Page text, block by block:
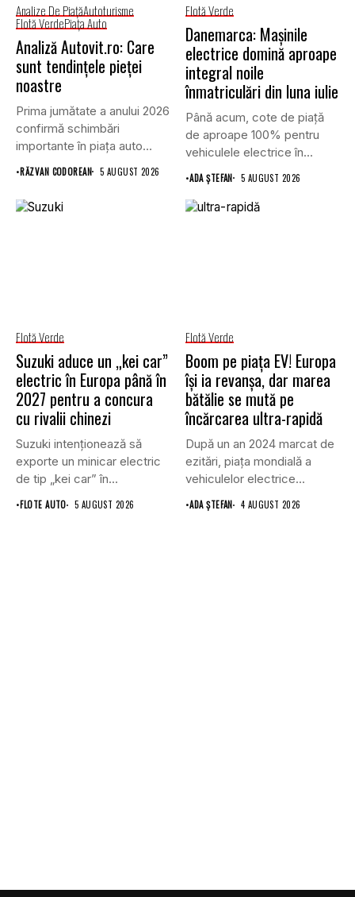
Analize De PiațăAutoturisme
Flotă VerdePiaţa Auto
Analiză Autovit.ro: Care
sunt tendințele pieței
noastre
Prima jumătate a anului 2026
confirmă schimbări
importante în piața auto
din...
•RĂZVAN CODOREAN 5 AUGUST 2026
Flotă Verde
Danemarca: Mașinile
electrice domină aproape
integral noile
înmatriculări din luna iulie
Până acum, cote de piață
de aproape 100% pentru
vehiculele electrice în...
•ADA ȘTEFAN 5 AUGUST 2026
Flotă Verde
Suzuki aduce un „kei car”
electric în Europa până în
2027 pentru a concura
cu rivalii chinezi
Suzuki intenționează să
exporte un minicar electric
de tip „kei car” în...
•FLOTE AUTO 5 AUGUST 2026
Flotă Verde
Boom pe piața EV! Europa
își ia revanșa, dar marea
bătălie se mută pe
încărcarea ultra-rapidă
După un an 2024 marcat de
ezitări, piața mondială a
vehiculelor electrice...
•ADA ȘTEFAN 4 AUGUST 2026